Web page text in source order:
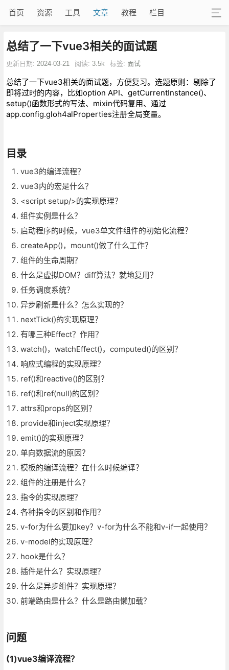
首页 资源 工具 文章 教程 栏目
总结了一下vue3相关的面试题
更新日期: 2024-03-21 阅读: 3.5k 标签: 面试
总结了一下vue3相关的面试题，方便复习。选题原则：剔除了
即将过时的内容，比如option API、getCurrentInstance()、
setup()函数形式的写法、mixin代码复用、通过
app.config.gloh4alProperties注册全局变量。
目录
vue3的编译流程？
vue3内的宏是什么？
<script setup/>的实现原理？
组件实例是什么？
启动程序的时候，vue3单文件组件的初始化流程？
createApp()，mount()做了什么工作？
组件的生命周期？
什么是虚拟DOM？diff算法？就地复用？
任务调度系统？
异步刷新是什么？怎么实现的？
nextTick()的实现原理？
有哪三种Effect？作用？
watch()，watchEffect()，computed()的区别？
响应式编程的实现原理？
ref()和reactive()的区别？
ref()和ref(null)的区别？
attrs和props的区别？
provide和inject实现原理？
emit()的实现原理？
单向数据流的原因？
模板的编译流程？在什么时候编译？
组件的注册是什么？
指令的实现原理？
各种指令的区别和作用？
v-for为什么要加key？v-for为什么不能和v-if一起使用？
v-model的实现原理？
hook是什么？
插件是什么？实现原理？
什么是异步组件？实现原理？
前端路由是什么？什么是路由懒加载？
问题
(1)vue3编译流程？